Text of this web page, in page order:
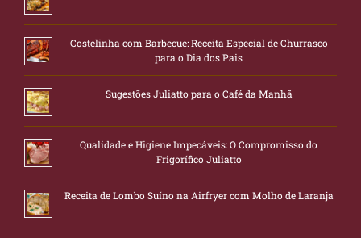
Costelinha com Barbecue: Receita Especial de Churrasco
para o Dia dos Pais
Sugestões Juliatto para o Café da Manhã
Qualidade e Higiene Impecáveis: O Compromisso do
Frigorífico Juliatto
Receita de Lombo Suíno na Airfryer com Molho de Laranja